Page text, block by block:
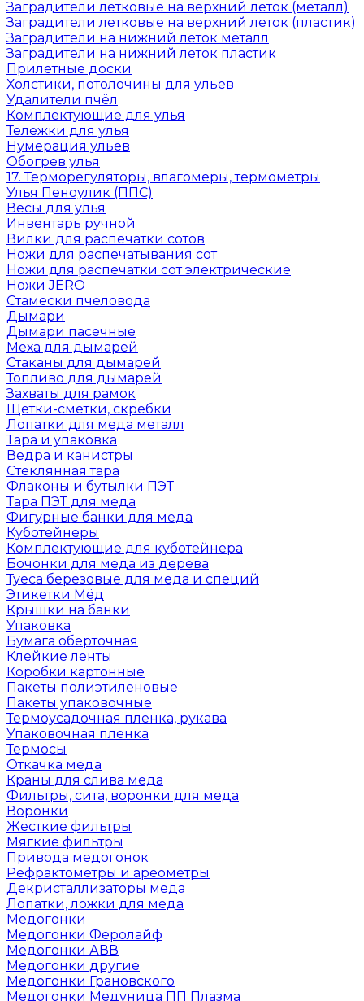
Заградители летковые на верхний леток (металл)
Заградители летковые на верхний леток (пластик)
Заградители на нижний леток металл
Заградители на нижний леток пластик
Прилетные доски
Холстики, потолочины для ульев
Удалители пчёл
Комплектующие для улья
Тележки для улья
Нумерация ульев
Обогрев улья
17. Терморегуляторы, влагомеры, термометры
Улья Пеноулик (ППС)
Весы для улья
Инвентарь ручной
Вилки для распечатки сотов
Ножи для распечатывания сот
Ножи для распечатки сот электрические
Ножи JERO
Стамески пчеловода
Дымари
Дымари пасечные
Меха для дымарей
Стаканы для дымарей
Топливо для дымарей
Захваты для рамок
Щетки-сметки, скребки
Лопатки для меда металл
Тара и упаковка
Ведра и канистры
Стеклянная тара
Флаконы и бутылки ПЭТ
Тара ПЭТ для меда
Фигурные банки для меда
Куботейнеры
Комплектующие для куботейнера
Бочонки для меда из дерева
Туеса березовые для меда и специй
Этикетки Мёд
Крышки на банки
Упаковка
Бумага оберточная
Клейкие ленты
Коробки картонные
Пакеты полиэтиленовые
Пакеты упаковочные
Термоусадочная пленка, рукава
Упаковочная пленка
Термосы
Откачка меда
Краны для слива меда
Фильтры, сита, воронки для меда
Воронки
Жесткие фильтры
Мягкие фильтры
Привода медогонок
Рефрактометры и ареометры
Декристаллизаторы меда
Лопатки, ложки для меда
Медогонки
Медогонки Феролайф
Медогонки АВВ
Медогонки другие
Медогонки Грановского
Медогонки Медуница ПП Плазма